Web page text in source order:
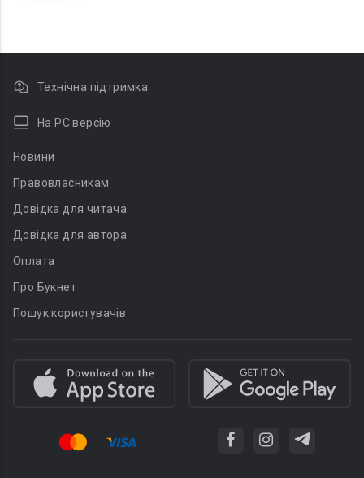
Технічна підтримка
На PC версію
Новини
Правовласникам
Довідка для читача
Довідка для автора
Оплата
Про Букнет
Пошук користувачів